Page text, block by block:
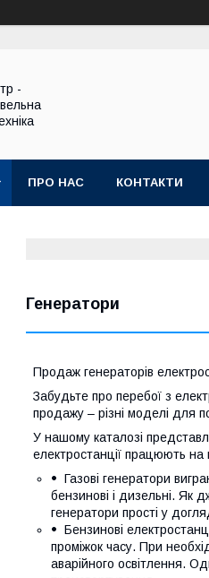
-
ПРО НАС КОНТАКТИ
Генератори
Продаж генераторів
Забудьте про перебої з
продажу – різні моделі для
У нашому каталозі
електростанції працюють на
Газові генератори
бензинові і дизельні. Як
генератори прості у
Бензинові
проміжок часу. При
аварійного освітлення.